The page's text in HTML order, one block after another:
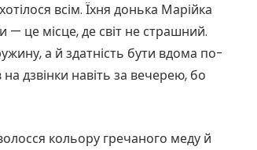
всім. Їхня донька Марійка
— це місце, де світ не страшний.
а й здатність бути вдома по-
дзвінки навіть за вечерею, бо
кольору гречаного меду й